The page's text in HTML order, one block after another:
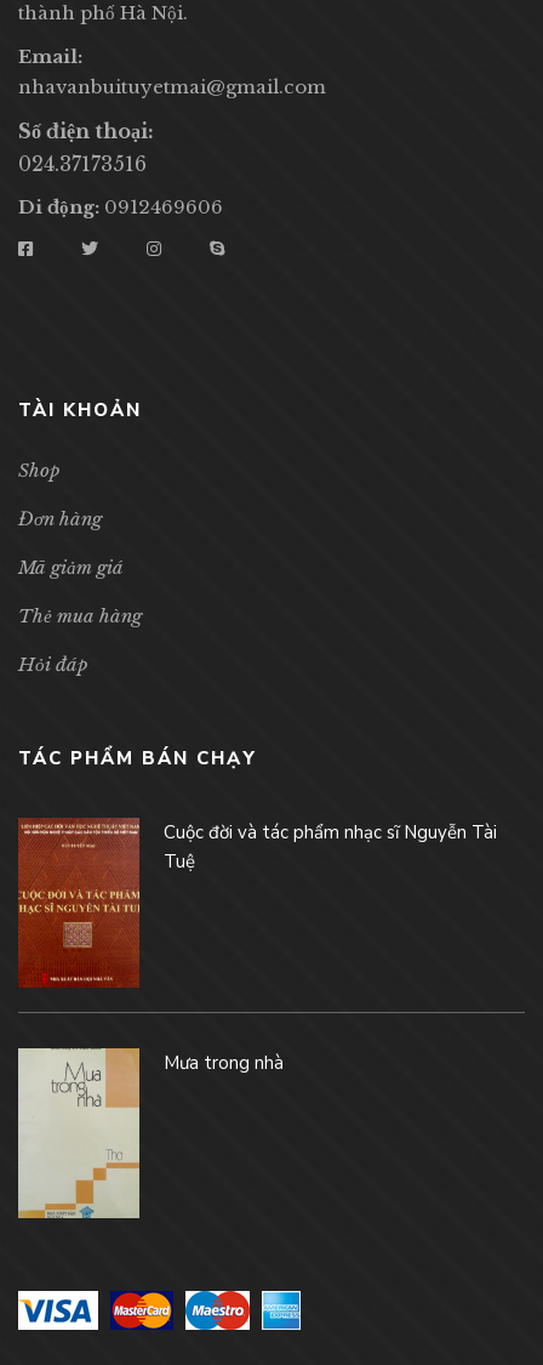
thành phố Hà Nội.
Email:
nhavanbuituyetmai@gmail.com
Số điện thoại:
024.37173516
Di động: 0912469606
TÀI KHOẢN
Shop
Đơn hàng
Mã giảm giá
Thẻ mua hàng
Hỏi đáp
TÁC PHẨM BÁN CHẠY
Cuộc đời và tác phẩm nhạc sĩ Nguyễn Tài
Tuệ
Mưa trong nhà